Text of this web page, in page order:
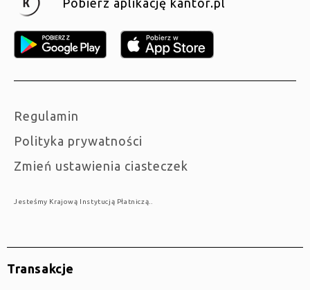
Regulamin
Polityka prywatności
Zmień ustawienia ciasteczek
Jesteśmy Krajową Instytucją Płatniczą..
Transakcje